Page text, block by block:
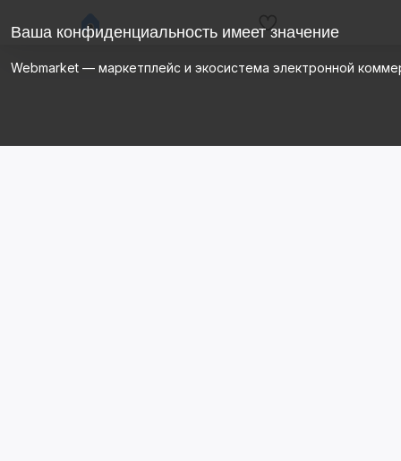
Ваша конфиденциальность имеет значение
Webmarket — маркетплейс и экосистема электронной